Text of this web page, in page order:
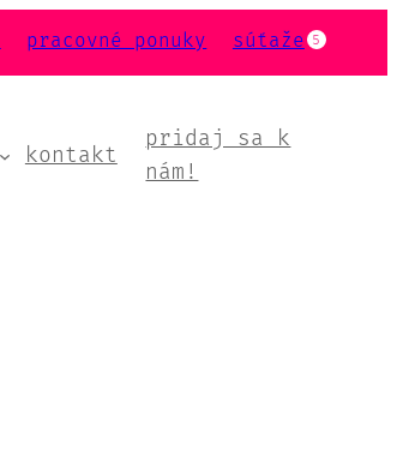
pracovné ponuky súťaže 5
kontakt
pridaj sa k
nám!